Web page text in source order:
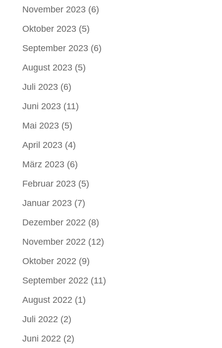
November 2023(6)
Oktober 2023(5)
September 2023(6)
August 2023(5)
Juli 2023(6)
Juni 2023(11)
Mai 2023(5)
April 2023(4)
März 2023(6)
Februar 2023(5)
Januar 2023(7)
Dezember 2022 (8)
November 2022 (12)
Oktober 2022 (9)
September 2022 (11)
August 2022 (1)
Juli 2022 (2)
Juni 2022 (2)